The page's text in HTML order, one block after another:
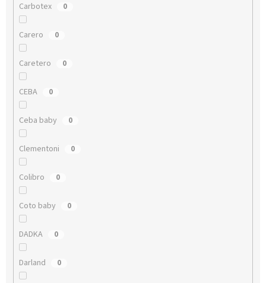
Carbotex 0
Carero 0
Caretero 0
CEBA 0
Ceba baby 0
Clementoni 0
Colibro 0
Coto baby 0
DADKA 0
Darland 0